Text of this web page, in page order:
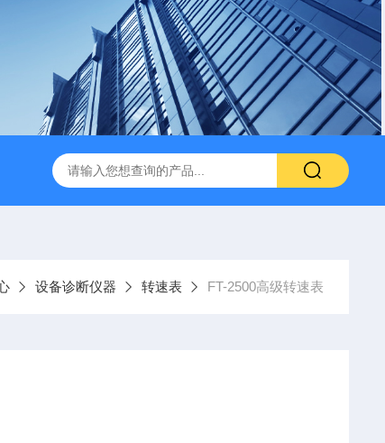
GL840WV图技GL840存储记录仪/数据采集仪 GL980记
设备诊断仪器 转速表 FT-2500高级转速表